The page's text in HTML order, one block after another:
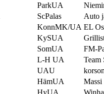
ParkUA
ScPalas
Auto
KonnMK/UA EL
KySUA
SomUA
FM-
L-H UA
Team
UAU
HämUA
HyUA